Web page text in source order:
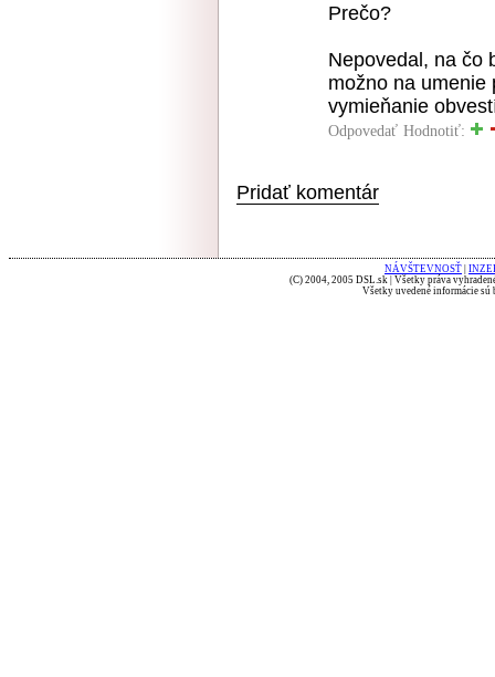
Prečo?
Nepovedal, na čo
možno na umenie
vymieňanie
Odpovedať Hodnotiť:
Pridať komentár
NÁVŠTEVNOSŤ
(C) 2004, 2005 DSL.sk | Všetky práva
Všetky uvedené informácie sú